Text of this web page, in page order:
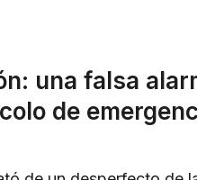
una falsa
de